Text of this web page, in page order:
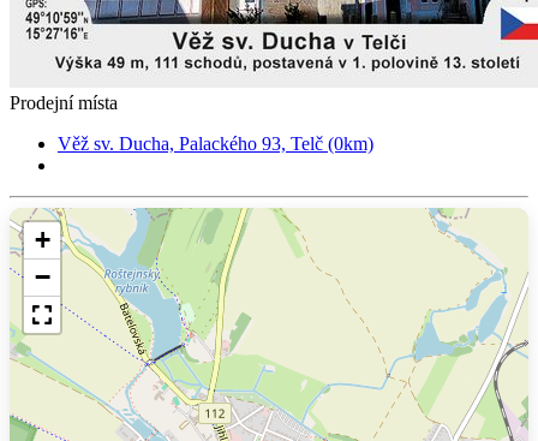
Prodejní místa
Věž sv. Ducha, Palackého 93, Telč (0km)
+
−